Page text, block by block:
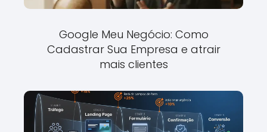
Google Meu Negócio: Como
Cadastrar Sua Empresa e atrair
mais clientes